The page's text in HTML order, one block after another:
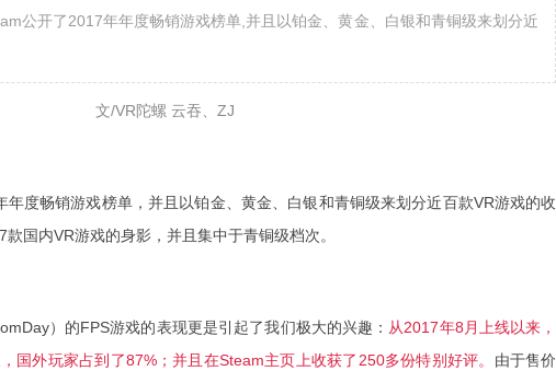
公开了2017年年度畅销游戏榜单,并且以铂金、黄金、白银和青铜级来划分近
文/VR陀螺 云吞、ZJ
度畅销游戏榜单，并且以铂金、黄金、白银和青铜级来划分近百款VR游戏的收
国内VR游戏的身影，并且集中于青铜级档次。
）的FPS游戏的表现更是引起了我们极大的兴趣： 从2017年8月上线以来，
国外玩家占到了87%；并且在Steam主页上收获了250多份特别好评。 由于售价